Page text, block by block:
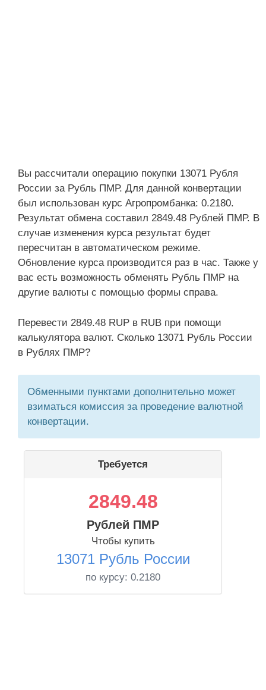
Вы рассчитали операцию покупки 13071 Рубля
России за Рубль ПМР. Для данной конвертации
был использован курс Агропромбанка: 0.2180.
Результат обмена составил 2849.48 Рублей ПМР. В
случае изменения курса результат будет
пересчитан в автоматическом режиме.
Обновление курса производится раз в час. Также у
вас есть возможность обменять Рубль ПМР на
другие валюты с помощью формы справа.
Перевести 2849.48 RUP в RUB при помощи
калькулятора валют. Сколько 13071 Рубль России
в Рублях ПМР?
Обменными пунктами дополнительно может
взиматься комиссия за проведение валютной
конвертации.
Требуется
2849.48
Рублей ПМР
Чтобы купить
13071 Рубль России
по курсу: 0.2180